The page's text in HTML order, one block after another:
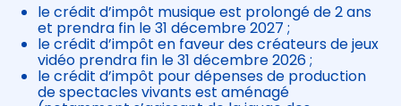
le crédit d’impôt musique est prolongé de 2 ans
et prendra fin le 31 décembre 2027 ;
le crédit d’impôt en faveur des créateurs de jeux
vidéo prendra fin le 31 décembre 2026 ;
le crédit d’impôt pour dépenses de production
de spectacles vivants est aménagé